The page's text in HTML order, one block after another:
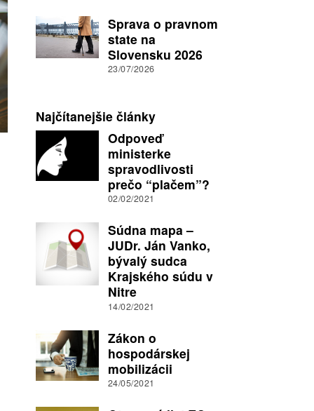
Sprava o pravnom
state na
Slovensku 2026
23/07/2026
Najčítanejšie články
Odpoveď
ministerke
spravodlivosti
prečo “plačem”?
02/02/2021
Súdna mapa –
JUDr. Ján Vanko,
bývalý sudca
Krajského súdu v
Nitre
14/02/2021
Zákon o
hospodárskej
mobilizácii
24/05/2021